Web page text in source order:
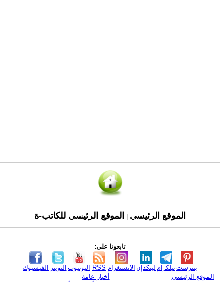
الموقع الرئيسي الموقع الرئيسي للكاتب-ة
تابعونا على:
الفيسبوك التويتر اليوتيوب RSS الانستغرام لينكدإن تيلكرامبنترست
الموقع الرئيسي
أخبار عامة